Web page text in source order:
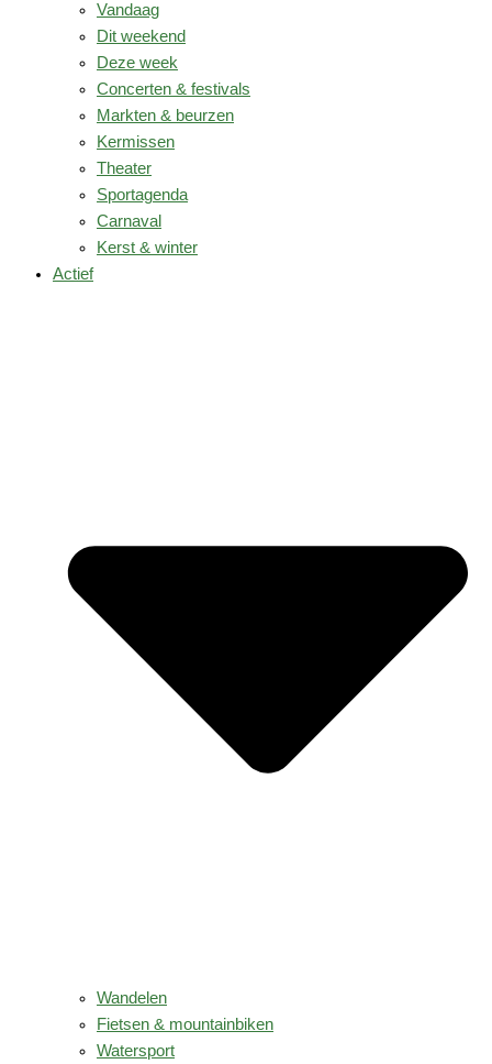
Vandaag
Dit weekend
Deze week
Concerten & festivals
Markten & beurzen
Kermissen
Theater
Sportagenda
Carnaval
Kerst & winter
Actief
Wandelen
Fietsen & mountainbiken
Watersport